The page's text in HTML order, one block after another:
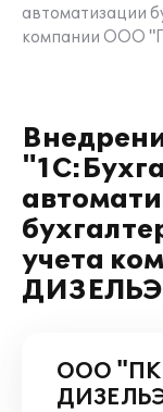
автоматизации
компании ООО
учета
ООО "ПК